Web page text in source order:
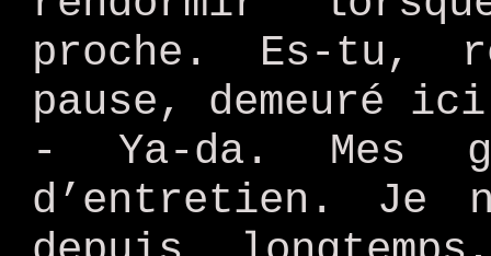
proche. Es-tu,
pause, demeuré
- Ya-da. Mes
d’entretien. Je